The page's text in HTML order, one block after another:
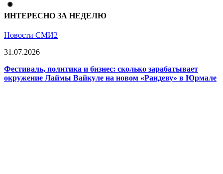
ИНТЕРЕСНО ЗА НЕДЕЛЮ
Новости СМИ2
31.07.2026
Фестиваль, политика и бизнес: сколько зарабатывает
окружение Лаймы Вайкуле на новом «Рандеву» в Юрмале